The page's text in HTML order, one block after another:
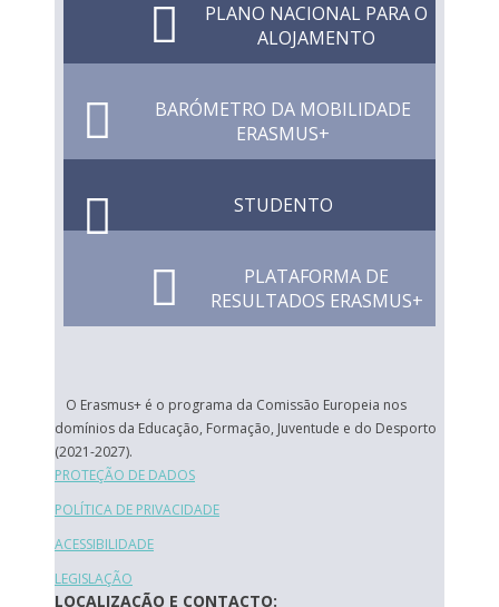
PLANO NACIONAL PARA O
ALOJAMENTO
BARÓMETRO DA MOBILIDADE
ERASMUS+
STUDENTO
PLATAFORMA DE
RESULTADOS ERASMUS+
O Erasmus+ é o programa da Comissão Europeia nos
domínios da Educação, Formação, Juventude e do Desporto
(2021-2027).
PROTEÇÃO DE DADOS
POLÍTICA DE PRIVACIDADE
ACESSIBILIDADE
LEGISLAÇÃO
LOCALIZAÇÃO E CONTACTO: